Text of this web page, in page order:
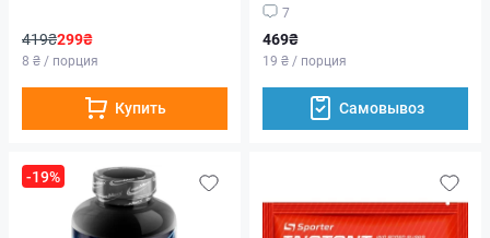
419₴299₴
8 ₴ / порция
Купить
7
469₴
19 ₴ / порция
Самовывоз
-19%